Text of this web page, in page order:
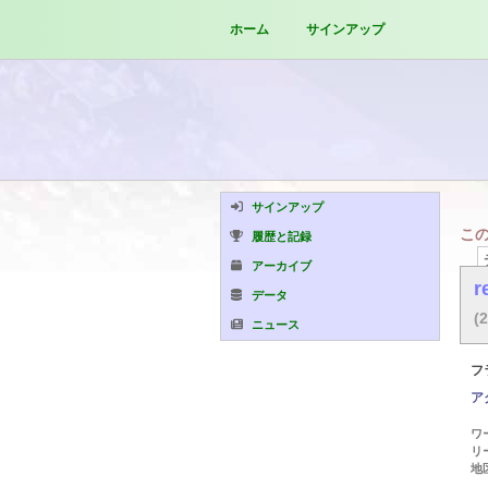
ホーム サインアップ
サインアップ
履歴と記録
アーカイブ
データ
ニュース
こ
フ
ア
ワ
リ
地